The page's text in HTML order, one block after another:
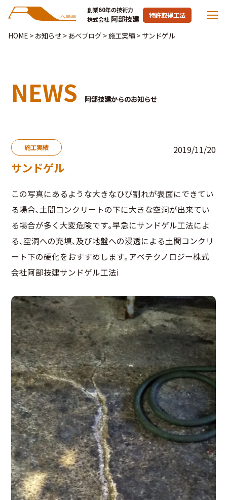
創業60年の技術力
株式会社 阿部技建 特許取得工法
HOME> お知らせ> あべブログ>施工実績> サンドゲル
NEWS 阿部技建からのお知らせ
施工実績 2019/11/20
サンドゲル
この写真にあるような大きなひび割れが表面にできてい
る場合､土間コンクリートの下に大きな空洞が出来てい
る場合が多く大変危険です｡早急にサンドゲル工法によ
る､空洞への充填､及び地盤への浸透による土間コンクリ
ート下の硬化をおすすめします｡アベテクノロジー株式
会社阿部技建サンドゲル工法i